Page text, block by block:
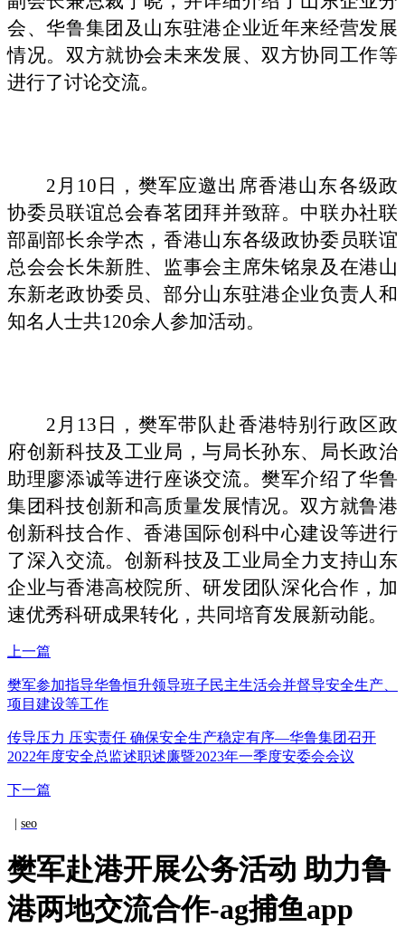
会、华鲁集团及山东驻港企业近年来经营发展
情况。 双方就协会未来发展、双方协同工作等
进行了讨论交流。
2月10日，樊军应邀出席香港山东各级政
协委员联谊总会春茗团拜并致辞。中联办社联
部副部长余学杰，香港山东各级政协委员联谊
总会会长朱新胜、监事会主席朱铭泉及在港山
东新老政协委员、部分山东驻港企业负责人和
知名人士共120余人参加活动。
2月13日，樊军带队赴香港特别行政区政
府创新科技及工业局，与局长孙东、局长政治
助理廖添诚等进行座谈交流。樊军介绍了华鲁
集团科技创新和高质量发展情况。双方就鲁港
创新科技合作、香港国际创科中心建设等进行
了深入交流。 创新科技及工业局全力支持山东
企业与香港高校院所、研发团队深化合作， 加
速优秀科研成果转化 ，共同培育发展新动能。
上一篇
樊军参加指导华鲁恒升领导班子民主生活会并督导安全生产、
项目建设等工作
传导压力 压实责任 确保安全生产稳定有序—华鲁集团召开
2022年度安全总监述职述廉暨2023年一季度安委会会议
下一篇
seo
樊军赴港开展公务活动 助力鲁
港两地交流合作-ag捕鱼app